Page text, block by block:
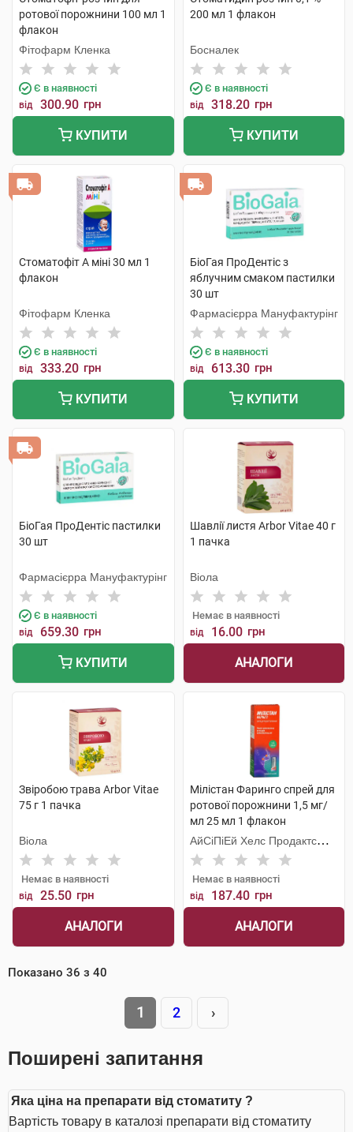
ротової порожнини 100 мл 1
флакон
Фітофарм Кленка
Є в наявності
від 300.90 грн
КУПИТИ
200 мл 1 флакон
Босналек
Є в наявності
від 318.20 грн
КУПИТИ
Стоматофіт А міні 30 мл 1
флакон
Фітофарм Кленка
Є в наявності
від 333.20 грн
КУПИТИ
БіоГая ПроДентіс з
яблучним смаком пастилки
30 шт
Фармасієрра Мануфактурінг
Є в наявності
від 613.30 грн
КУПИТИ
БіоГая ПроДентіс пастилки
30 шт
Фармасієрра Мануфактурінг
Є в наявності
від 659.30 грн
КУПИТИ
Шавлії листя Arbor Vitae 40 г
1 пачка
Віола
Немає в наявності
від 16.00 грн
АНАЛОГИ
Звіробою трава Arbor Vitae
75 г 1 пачка
Віола
Немає в наявності
від 25.50 грн
АНАЛОГИ
Мілістан Фаринго спрей для
ротової порожнини 1,5 мг/
мл 25 мл 1 флакон
АйСіПіЕй Хелс Продактc
Лімітед
Немає в наявності
від 187.40 грн
АНАЛОГИ
Показано 36 з 40
1 2 ›
Поширені запитання
Яка ціна на препарати від стоматиту ?
Вартість товару в каталозі препарати від стоматиту